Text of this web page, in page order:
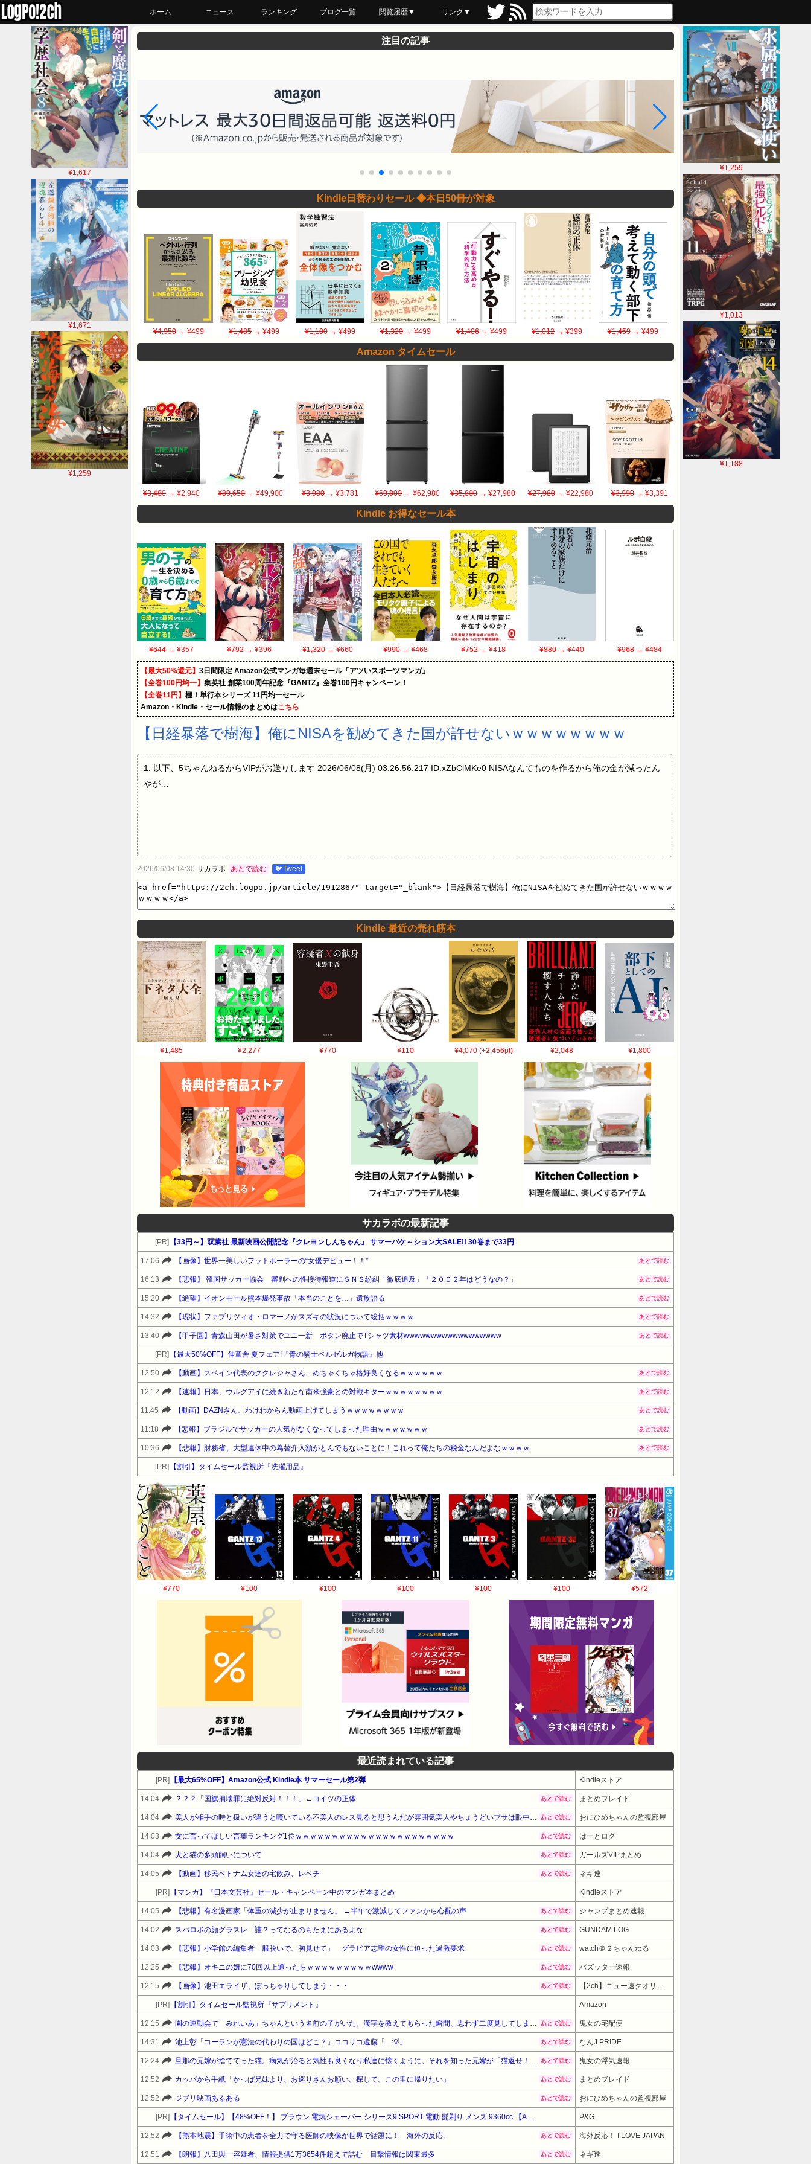
ホーム ニュース ランキング ブログ一覧 閲覧履歴▼
最近読んだ
あとで読む
ブックマーク
リンク▼
¥1,259
¥1,013
¥1,188
¥1,617
¥1,671
¥1,259
注目の記事
Kindle日替わりセール ◆本日50冊が対象
¥4,950→ ¥499 ¥1,485 → ¥499 ¥1,100→ ¥499 ¥1,320 → ¥499 ¥1,406→ ¥499 ¥1,012 → ¥399 ¥1,459→ ¥499
Amazon タイムセール
¥3,480 → ¥2,940 ¥89,650→ ¥49,900 ¥3,980→ ¥3,781 ¥69,800→ ¥62,980 ¥35,800→ ¥27,980 ¥27,980→ ¥22,980 ¥3,990→ ¥3,391
Kindle お得なセール本
¥644 → ¥357 ¥792→ ¥396 ¥1,320→ ¥660 ¥990→ ¥468 ¥752→ ¥418 ¥880→ ¥440 ¥968→ ¥484
【最大50%還元】 3日間限定 Amazon公式マンガ毎週末セール「アツいスポーツマンガ」
【全巻100円均一】 集英社 創業100周年記念『GANTZ』全巻100円キャンペーン！
【全巻11円】 極！単行本シリーズ 11円均一セール
Amazon・Kindle・セール情報のまとめはこちら
【日経暴落で樹海】俺にNISAを勧めてきた国が許せないｗｗｗｗｗｗｗｗ
1: 以下、5ちゃんねるからVIPがお送りします 2026/06/08(月) 03:26:56.217 ID:xZbClMKe0 NISAなんてものを作るから俺の金が減ったん
やが…
2026/06/08 14:30 サカラボ あとで読む 🐦Tweet
Kindle 最近の売れ筋本
¥1,485 ¥2,277 ¥770 ¥110 ¥4,070 (+2,456pt) ¥2,048 ¥1,800
サカラボの最新記事
[PR] 【33円～】双葉社 最新映画公開記念『クレヨンしんちゃん』 サマーバケ～ション大SALE!! 30巻まで33円
17:06 【画像】世界一美しいフットボーラーの“女優デビュー！！” あとで読む
16:13 【悲報】 韓国サッカー協会 審判への性接待報道にＳＮＳ紛糾「徹底追及」「２００２年はどうなの？」 あとで読む
15:20 【絶望】イオンモール熊本爆発事故「本当のことを…」遺族語る あとで読む
14:32 【現状】ファブリツィオ・ロマーノがスズキの状況について総括ｗｗｗｗ あとで読む
13:40 【甲子園】青森山田が暑さ対策でユニ一新 ボタン廃止でTシャツ素材wwwwwwwwwwwwwwwwww あとで読む
[PR] 【最大50%OFF】伸童舎 夏フェア!『青の騎士ベルゼルガ物語』他
12:50 【動画】スペイン代表のククレジャさん…めちゃくちゃ格好良くなるｗｗｗｗｗｗ あとで読む
12:12 【速報】日本、ウルグアイに続き新たな南米強豪との対戦キターｗｗｗｗｗｗｗｗ あとで読む
11:45 【動画】DAZNさん、わけわからん動画上げてしまうｗｗｗｗｗｗｗｗ あとで読む
11:18 【悲報】ブラジルでサッカーの人気がなくなってしまった理由ｗｗｗｗｗｗｗ あとで読む
10:36 【悲報】財務省、大型連休中の為替介入額がとんでもないことに！これって俺たちの税金なんだよなｗｗｗｗ あとで読む
[PR] 【割引】タイムセール監視所『洗濯用品』
¥770 ¥100 ¥100 ¥100 ¥100 ¥100 ¥572
最近読まれている記事
[PR] 【最大65%OFF】Amazon公式 Kindle本 サマーセール第2弾 Kindleストア
14:04 ？？？「国旗損壊罪に絶対反対！！！」←コイツの正体 あとで読む まとめブレイド
14:04 美人が相手の時と扱いが違うと嘆いている不美人のレス見ると思うんだが雰囲気美人やちょうどいブサは眼中にないの？ あとで読む おにひめちゃんの監視部屋
14:03 女に言ってほしい言葉ランキング1位ｗｗｗｗｗｗｗｗｗｗｗｗｗｗｗｗｗｗｗｗｗｗ あとで読む はーとログ
14:04 犬と猫の多頭飼いについて あとで読む ガールズVIPまとめ
14:05 【動画】移民ベトナム女達の宅飲み、レベチ あとで読む ネギ速
[PR] 【マンガ】『日本文芸社』セール・キャンペーン中のマンガ本まとめ Kindleストア
14:05 【悲報】有名漫画家「体重の減少が止まりません」 →半年で激減してファンから心配の声 あとで読む ジャンプまとめ速報
14:02 スパロボの顔グラスレ 誰？ってなるのもたまにあるよな あとで読む GUNDAM.LOG
14:03 【悲報】小学館の編集者「服脱いで、胸見せて」 グラビア志望の女性に迫った過激要求 あとで読む watch＠２ちゃんねる
12:25 【悲報】オキニの嬢に70回以上通ったらｗｗｗｗｗｗｗｗｗwwww あとで読む バズッター速報
12:15 【画像】池田エライザ、ぽっちゃりしてしまう・・・ あとで読む 【2ch】ニュー速クオリティ
[PR] 【割引】タイムセール監視所『サプリメント』 Amazon
12:15 園の運動会で「みれいあ」ちゃんという名前の子がいた。漢字を教えてもらった瞬間、思わず二度見してしまい… あとで読む 鬼女の宅配便
14:31 池上彰「コーランが憲法の代わりの国はどこ？」ココリコ遠藤「…💡」 あとで読む なんJ PRIDE
12:24 旦那の元嫁が捨ててった猫。病気が治ると気性も良くなり私達に懐くように。それを知った元嫁が「猫返せ！！」「あんたみたいな小娘に猫と旦那君の面倒見れるわけがない」→修羅場に… あとで読む 鬼女の浮気速報
12:52 カッパから手紙「かっぱ兄妹より、お巡りさんお願い。探して。この里に帰りたい」 あとで読む まとめブレイド
12:52 ジブリ映画あるある あとで読む おにひめちゃんの監視部屋
[PR] 【タイムセール】【48%OFF！】 ブラウン 電気シェーバー シリーズ9 SPORT 電動 髭剃り メンズ 9360cc 【Amazon.co.jp 限定】6in1アルコール洗浄システム付 シェーバーケース付 ブラック P&G
12:52 【熊本地震】手術中の患者を全力で守る医師の映像が世界で話題に！ 海外の反応。 あとで読む 海外反応！ I LOVE JAPAN
12:51 【朗報】八田與一容疑者、情報提供1万3654件超えで詰む 目撃情報は関東最多 あとで読む ネギ速